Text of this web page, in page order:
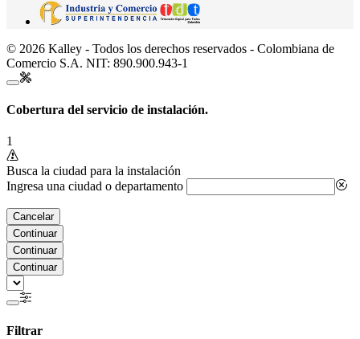
© 2026 Kalley - Todos los derechos reservados - Colombiana de
Comercio S.A. NIT: 890.900.943-1
Cobertura del servicio de instalación.
1
Busca la ciudad para la instalación
Ingresa una ciudad o departamento
Cancelar
Continuar
Continuar
Continuar
Filtrar